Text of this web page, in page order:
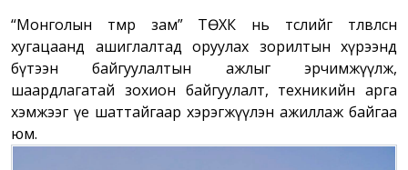
“Монголын төмөр зам” ТӨХК нь төслийг төлөвлөсөн
хугацаанд ашиглалтад оруулах зорилтын хүрээнд
бүтээн байгуулалтын ажлыг эрчимжүүлж,
шаардлагатай зохион байгуулалт, техникийн арга
хэмжээг үе шаттайгаар хэрэгжүүлэн ажиллаж байгаа
юм.